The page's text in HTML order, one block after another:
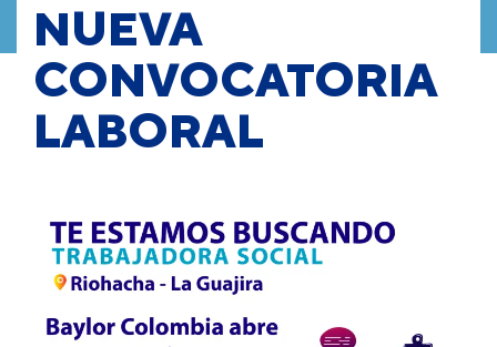
NUEVA
CONVOCATORIA
LABORAL